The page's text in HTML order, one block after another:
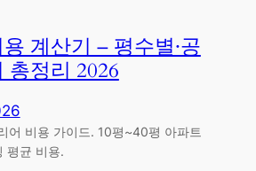
계산기 – 평수별·공
총정리 2026
어 비용 가이드. 10평~40평 아파트
평균 비용.